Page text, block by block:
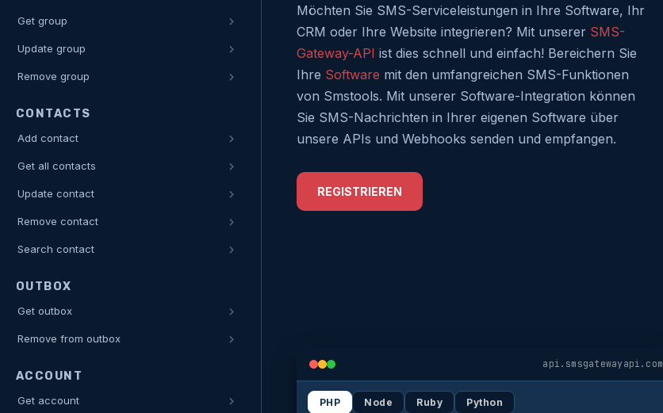
Get group
Update group
Remove group
CONTACTS
Add contact
Get all contacts
Update contact
Remove contact
Search contact
OUTBOX
Get outbox
Remove from outbox
ACCOUNT
Get account
Möchten Sie SMS-Serviceleistungen in Ihre Software, Ihr
CRM oder Ihre Website integrieren? Mit unserer SMS-
Gateway-API ist dies schnell und einfach! Bereichern Sie
Ihre Software mit den umfangreichen SMS-Funktionen
von Smstools. Mit unserer Software-Integration können
Sie SMS-Nachrichten in Ihrer eigenen Software über
unsere APIs und Webhooks senden und empfangen.
REGISTRIEREN
api.smsgatewayapi.com
PHP Node Ruby
Python